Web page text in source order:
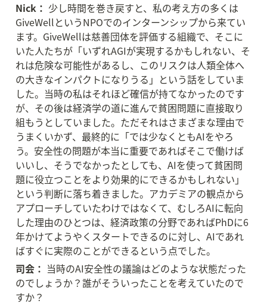
Nick： 少し時間を巻き戻すと、私の考え方の多くは
GiveWellというNPOでのインターンシップから来てい
ます。GiveWellは慈善団体を評価する組織で、そこに
いた人たちが「いずれAGIが実現するかもしれない、そ
れは危険な可能性があるし、このリスクは人類全体へ
の大きなインパクトになりうる」という話をしていま
した。当時の私はそれほど確信が持てなかったのです
が、その後は経済学の道に進んで貧困問題に直接取り
組もうとしていました。ただそれはさまざまな理由で
うまくいかず、最終的に「では少なくともAIをやろ
う。安全性の問題が本当に重要であればそこで働けば
いいし、そうでなかったとしても、AIを使って貧困問
題に役立つことをより効果的にできるかもしれない」
という判断に落ち着きました。アカデミアの観点から
アプローチしていたわけではなくて、むしろAIに転向
した理由のひとつは、経済政策の分野であればPhDに6
年かけてようやくスタートできるのに対し、AIであれ
ばすぐに実際のことができるという点でした。
司会： 当時のAI安全性の議論はどのような状態だった
のでしょうか？誰がそういったことを考えていたので
すか？